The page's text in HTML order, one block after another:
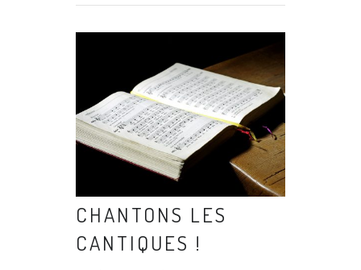
CHANTONS LES
CANTIQUES !